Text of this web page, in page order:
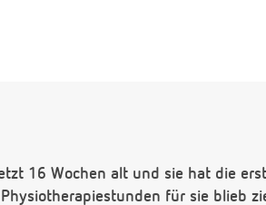
16 Wochen alt und sie hat die
für sie blieb